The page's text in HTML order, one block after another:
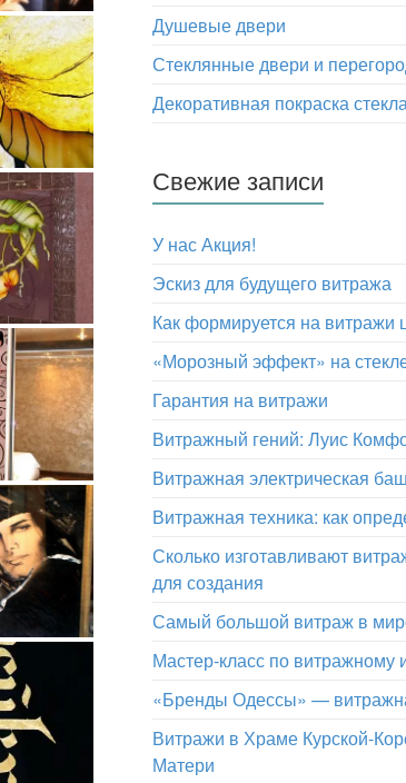
Душевые двери
Стеклянные двери и
Декоративная покраска
Свежие записи
У нас Акция!
Эскиз для будущего витража
Как формируется на витражи
«Морозный эффект» на
Гарантия на витражи
Витражный гений: Луис
Витражная электрическая
Витражная техника: как
Сколько изготавливают
для создания
Самый большой витраж в
Мастер-класс по витражному
«Бренды Одессы» —
Витражи в Храме Курской-
Матери